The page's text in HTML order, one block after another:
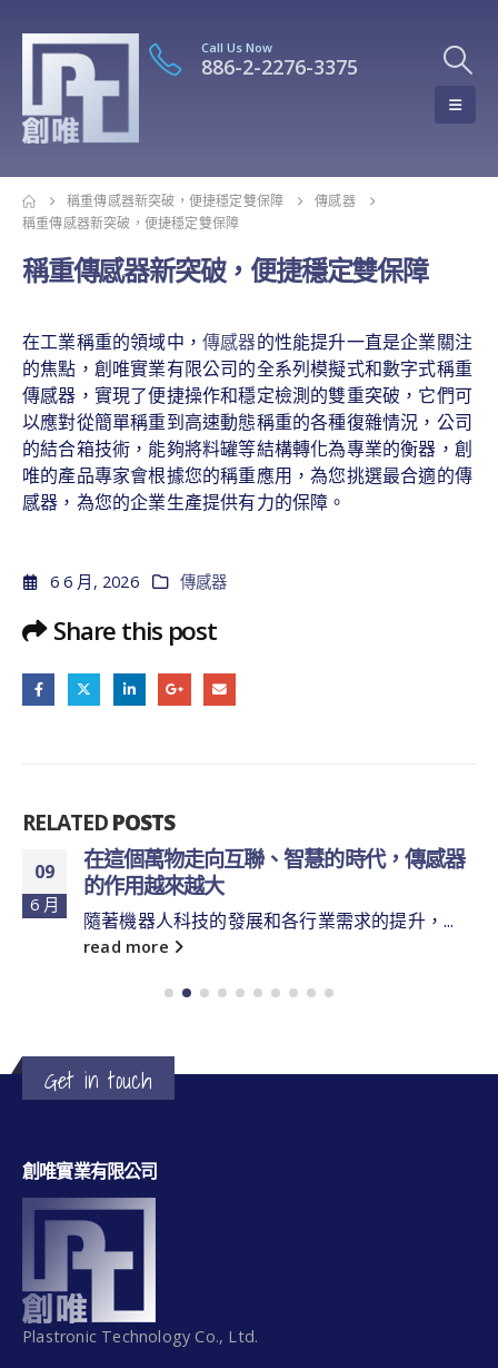
Call Us Now
886-2-2276-3375
稱重傳感器新突破，便捷穩定雙保障
傳感器
稱重傳感器新突破，便捷穩定雙保障
稱重傳感器新突破，便捷穩定雙保障
在工業稱重的領域中， 傳感器的性能提升一直是企業關注
的焦點，創唯實業有限公司的全系列模擬式和數字式稱重
傳感器，實現了便捷操作和穩定檢測的雙重突破，它們可
以應對從簡單稱重到高速動態稱重的各種復雜情況，公司
的結合箱技術，能夠將料罐等結構轉化為專業的衡器，創
唯的產品專家會根據您的稱重應用，為您挑選最合適的傳
感器，為您的企業生產提供有力的保障。
6 6 月, 2026 傳感器
Share this post
RELATEDPOSTS
09
6 月
在這個萬物走向互聯、智慧的時代，傳感器
的作用越來越大
隨著機器人科技的發展和各行業需求的提升，...
read more
Get in touch
創唯實業有限公司
Plastronic Technology Co., Ltd.